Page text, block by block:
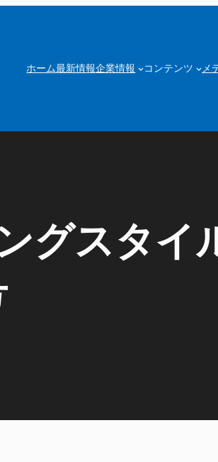
ホーム最新情報企業情報 コンテンツ メ
グスタイ